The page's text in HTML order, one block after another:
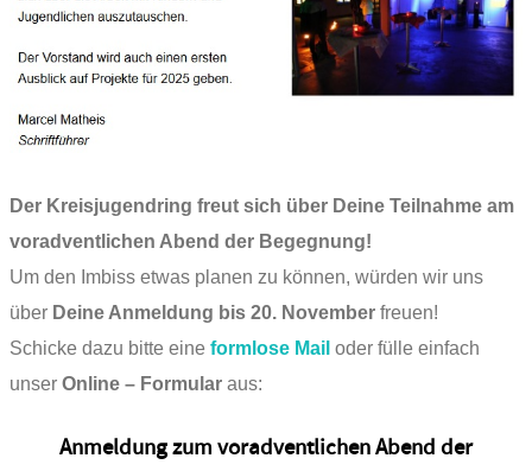
Der Kreisjugendring freut sich über Deine Teilnahme am
voradventlichen Abend der Begegnung!
Um den Imbiss etwas planen zu können, würden wir uns
über Deine Anmeldung bis 20. November freuen!
Schicke dazu bitte eine formlose Mail oder fülle einfach
unser Online – Formular aus:
Voradventlicher
Anmeldung zum voradventlichen Abend der